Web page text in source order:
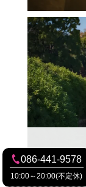
086-441-9578
10:00～20:00(不定休)